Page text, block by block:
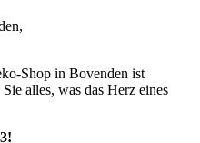
Shop in Bovenden ist
alles, was das Herz eines